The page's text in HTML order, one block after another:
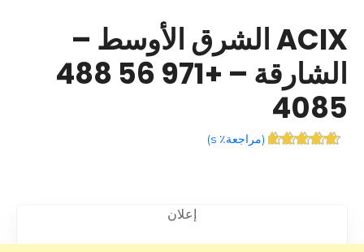
ACIX الشرق الأوسط –
الشارقة – +971 56 488
4085
(مراجعة٪ s )
إعلان